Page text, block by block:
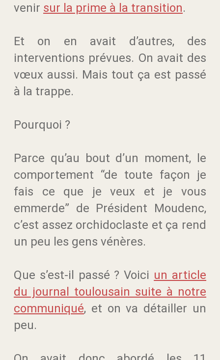
venir sur la prime à la transition.
Et on en avait d’autres, des
interventions prévues. On avait des
vœux aussi. Mais tout ça est passé
à la trappe.
Pourquoi ?
Parce qu’au bout d’un moment, le
comportement “de toute façon je
fais ce que je veux et je vous
emmerde” de Président Moudenc,
c’est assez orchidoclaste et ça rend
un peu les gens vénères.
Que s’est-il passé ? Voici un article
du journal toulousain suite à notre
communiqué, et on va détailler un
peu.